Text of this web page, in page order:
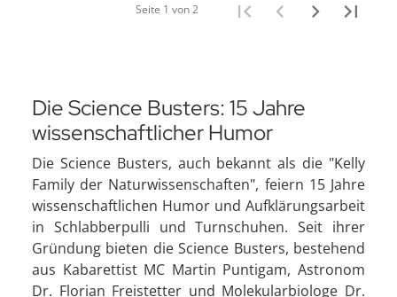
Seite 1 von 2
Die Science Busters: 15 Jahre
wissenschaftlicher Humor
Die Science Busters, auch bekannt als die "Kelly
Family der Naturwissenschaften", feiern 15 Jahre
wissenschaftlichen Humor und Aufklärungsarbeit
in Schlabberpulli und Turnschuhen. Seit ihrer
Gründung bieten die Science Busters, bestehend
aus Kabarettist MC Martin Puntigam, Astronom
Dr. Florian Freistetter und Molekularbiologe Dr.